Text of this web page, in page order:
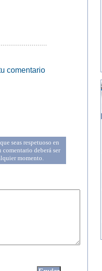
comentario
seas respetuoso en
deberá ser
momento.